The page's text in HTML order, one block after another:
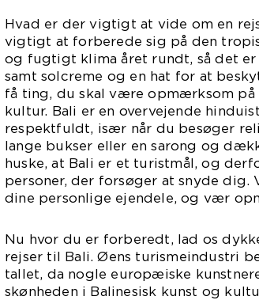
Hvad er der vigtigt at vide om en
vigtigt at forberede sig på den
og fugtigt klima året rundt, så det
samt solcreme og en hat for at
få ting, du skal være opmærksom
kultur. Bali er en overvejende
respektfuldt, især når du besøger
lange bukser eller en sarong og
huske, at Bali er et turistmål, og
personer, der forsøger at snyde
dine personlige ejendele, og vær
Nu hvor du er forberedt, lad os
rejser til Bali. Øens turismeindustri
tallet, da nogle europæiske
skønheden i Balinesisk kunst og